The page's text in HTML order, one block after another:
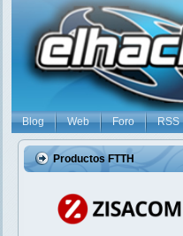
Blog Web Foro RSS
Productos FTTH